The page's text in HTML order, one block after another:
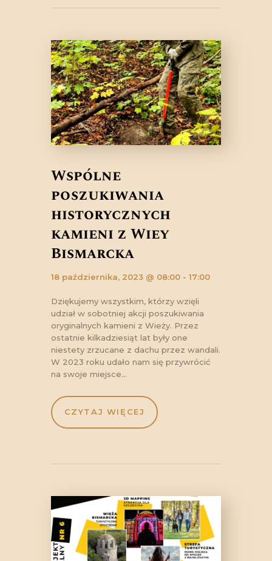
Wspólne
poszukiwania
historycznych
kamieni z Wieży
Bismarcka
18 października, 2023 @ 08:00 - 17:00
Dziękujemy wszystkim, którzy wzięli
udział w sobotniej akcji poszukiwania
oryginalnych kamieni z Wieży. Przez
ostatnie kilkadziesiąt lat były one
niestety zrzucane z dachu przez wandali.
W 2023 roku udało nam się przywrócić
na swoje miejsce…
CZYTAJ WIĘCEJ